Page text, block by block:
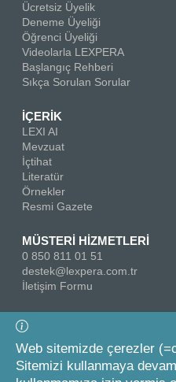
Ücretsiz Üyelik
Deneme Üyeliği
Öğrenci Üyeliği
Videolarla LEXPERA
Başlangıç Rehberi
Sıkça Sorulan Sorular
İÇERİK
LEXI AI
Mevzuat
İçtihat
Literatür
Örnekler
Resmi Gazete
MÜSTERİ HİZMETLERİ
0 850 811 01 51
destek@lexpera.com.tr
İletişim Formu
Bizi Takip Edin
Web sitemizde çerezler
Sitemizi kullanmaya